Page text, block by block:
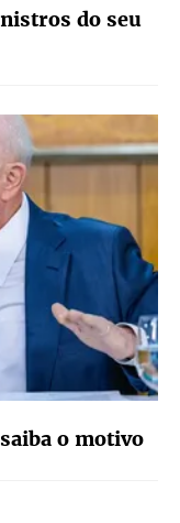
do seu
o motivo